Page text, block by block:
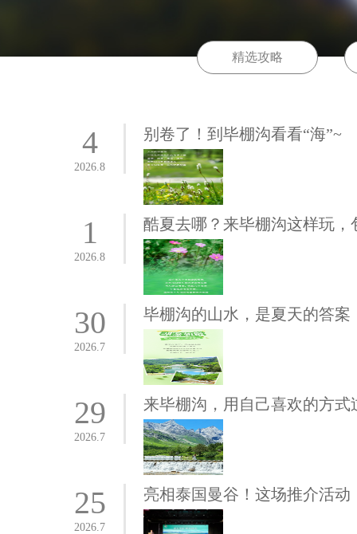
精选攻略
4
2026.8
别卷了！到毕棚沟看看“海”~
1
2026.8
酷夏去哪？来毕棚沟这样玩，
30
2026.7
毕棚沟的山水，是夏天的答案
29
2026.7
来毕棚沟，用自己喜欢的方式
25
2026.7
亮相泰国曼谷！这场推介活